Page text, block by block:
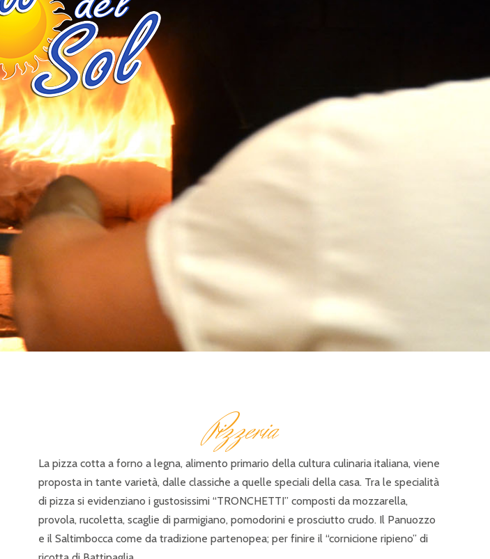
Pizzeria
La pizza cotta a forno a legna, alimento primario della cultura culinaria italiana, viene
proposta in tante varietà, dalle classiche a quelle speciali della casa. Tra le specialità
di pizza si evidenziano i gustosissimi “TRONCHETTI” composti da mozzarella,
provola, rucoletta, scaglie di parmigiano, pomodorini e prosciutto crudo. Il Panuozzo
e il Saltimbocca come da tradizione partenopea; per finire il “cornicione ripieno” di